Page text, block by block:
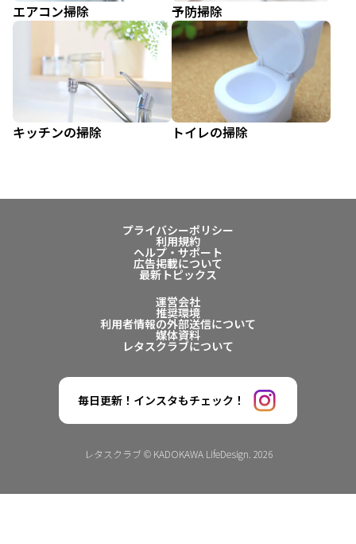
エアコン掃除 予防掃除
キッチンの掃除 トイレの掃除
プライバシーポリシー
利用規約
ヘルプ・サポート
広告掲載について
最新トピックス
運営会社
推奨環境
利用者情報の外部送信について
媒体資料
レタスクラブについて
毎日更新！インスタもチェック！
レタスクラブ © KADOKAWA LifeDesign. 2026